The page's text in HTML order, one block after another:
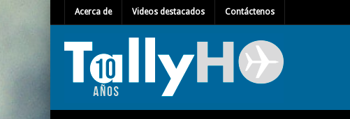
Acerca de Videos destacados Contáctenos